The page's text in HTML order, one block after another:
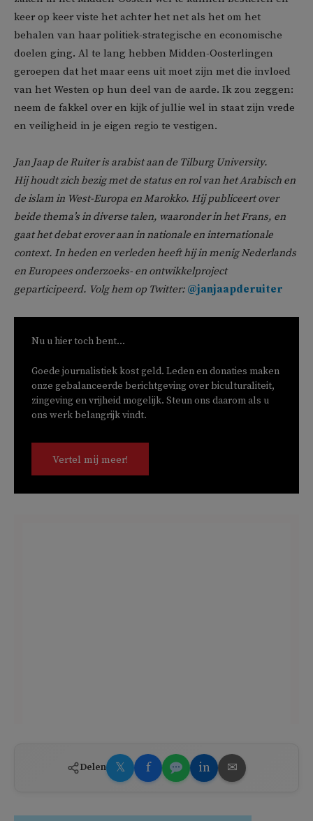
keer op keer viste het achter het net als het om het
behalen van haar politiek-strategische en economische
doelen ging. Al te lang hebben Midden-Oosterlingen
geroepen dat het maar eens uit moet zijn met die invloed
van het Westen op hun deel van de aarde. Ik zou zeggen:
neem de fakkel over en kijk of jullie wel in staat zijn vrede
en veiligheid in je eigen regio te vestigen.
Jan Jaap de Ruiter is arabist aan de Tilburg University.
Hij houdt zich bezig met de status en rol van het Arabisch en
de islam in West-Europa en Marokko. Hij publiceert over
beide thema’s in diverse talen, waaronder in het Frans, en
gaat het debat erover aan in nationale en internationale
context. In heden en verleden heeft hij in menig Nederlands
en Europees onderzoeks- en ontwikkelproject
geparticipeerd. Volg hem op Twitter: @janjaapderuiter
Nu u hier toch bent...
Goede journalistiek kost geld. Leden en donaties maken
onze gebalanceerde berichtgeving over biculturaliteit,
zingeving en vrijheid mogelijk. Steun ons daarom als u
ons werk belangrijk vindt.
Vertel mij meer!
Delen 𝕏 f in ✉